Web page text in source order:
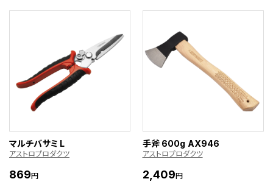
マルチバサミ L
アストロプロダクツ
869円
手斧 600g AX946
アストロプロダクツ
2,409円